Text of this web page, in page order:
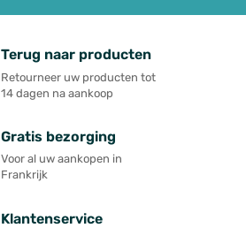
Terug naar producten
Retourneer uw producten tot
14 dagen na aankoop
Gratis bezorging
Voor al uw aankopen in
Frankrijk
Klantenservice